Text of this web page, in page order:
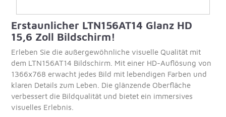
Erstaunlicher LTN156AT14 Glanz HD
15,6 Zoll Bildschirm!
Erleben Sie die außergewöhnliche visuelle Qualität mit
dem LTN156AT14 Bildschirm. Mit einer HD-Auflösung von
1366x768 erwacht jedes Bild mit lebendigen Farben und
klaren Details zum Leben. Die glänzende Oberfläche
verbessert die Bildqualität und bietet ein immersives
visuelles Erlebnis.